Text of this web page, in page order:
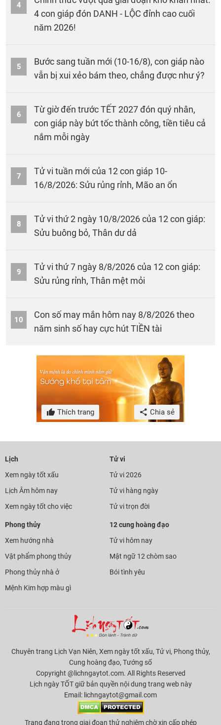
4
4 con giáp đón DANH - LỘC đỉnh cao cuối
năm 2026!
5
Bước sang tuần mới (10-16/8), con giáp nào
vẫn bị xui xẻo bám theo, chẳng được như ý?
6
Từ giờ đến trước TẾT 2027 đón quý nhân,
con giáp này bứt tốc thành công, tiền tiêu cả
nắm mỗi ngày
7
Tử vi tuần mới của 12 con giáp 10-
16/8/2026: Sửu rủng rỉnh, Mão an ổn
8
Tử vi thứ 2 ngày 10/8/2026 của 12 con giáp:
Sửu buông bỏ, Thân dư dả
9
Tử vi thứ 7 ngày 8/8/2026 của 12 con giáp:
Sửu rủng rỉnh, Thân mệt mỏi
10
Con số may mắn hôm nay 8/8/2026 theo
năm sinh số hay cực hút TIỀN tài
Thích trang Chia sẻ
Lịch
Xem ngày tốt xấu
Lịch Âm hôm nay
Xem ngày tốt cho việc
Tử vi
Tử vi 2026
Tử vi hàng ngày
Tử vi trọn đời
Phong thủy
Xem hướng nhà
Vật phẩm phong thủy
Phong thủy nhà ở
Mệnh Kim hợp màu gì
12 cung hoàng đạo
Tử vi hôm nay
Mật ngữ 12 chòm sao
Bói tình yêu
Chuyên trang Lịch Vạn Niên, Xem ngày tốt xấu, Tử vi, Phong thủy,
Cung hoàng đạo, Tướng số
Copyright @lichngaytot.com. All Rights Reserved
Lịch ngày TỐT giữ bản quyền nội dung trang web này
Email: lichngaytot@gmail.com
Trang đang trong giai đoạn thử nghiệm chờ xin cấp phép